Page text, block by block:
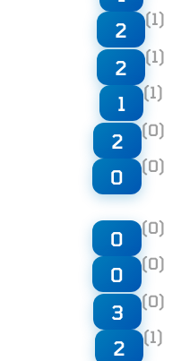
2
(1)
2 (1)
1 (1)
2 (0)
0 (0)
0 (0)
0 (0)
3 (0)
2 (1)